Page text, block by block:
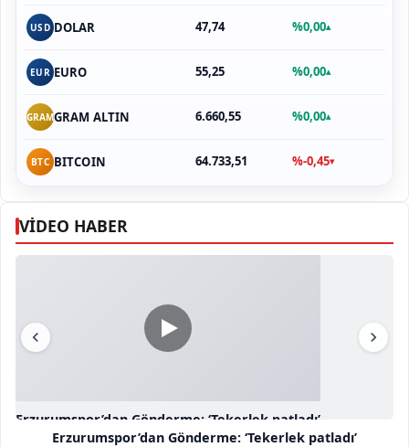
USD DOLAR 47,74 %0,00▴
EUR EURO 55,25 %0,00▴
GRAMGRAM ALTIN 6.660,55 %0,00▴
BTC BITCOIN 64.733,51 %-0,45▾
VİDEO HABER
Erzurumspor’dan Gönderme: ‘Tekerlek patladı’
Erzurumspor’dan Gönderme: ‘Tekerlek patladı’